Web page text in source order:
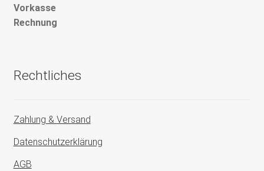
Vorkasse
Rechnung
Rechtliches
Zahlung & Versand
Datenschutzerklärung
AGB